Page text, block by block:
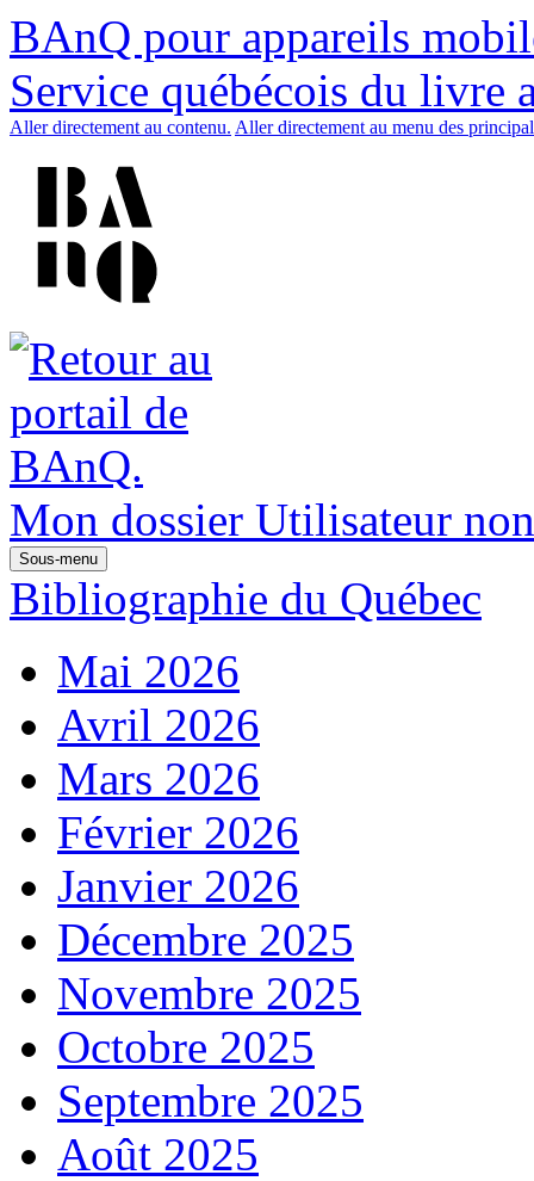
BAnQ pour appareils
Service québécois du livre
Aller directement au contenu. Aller directement au menu des
Mon dossier Utilisateur
Sous-menu
Bibliographie du Québec
Mai 2026
Avril 2026
Mars 2026
Février 2026
Janvier 2026
Décembre 2025
Novembre 2025
Octobre 2025
Septembre 2025
Août 2025